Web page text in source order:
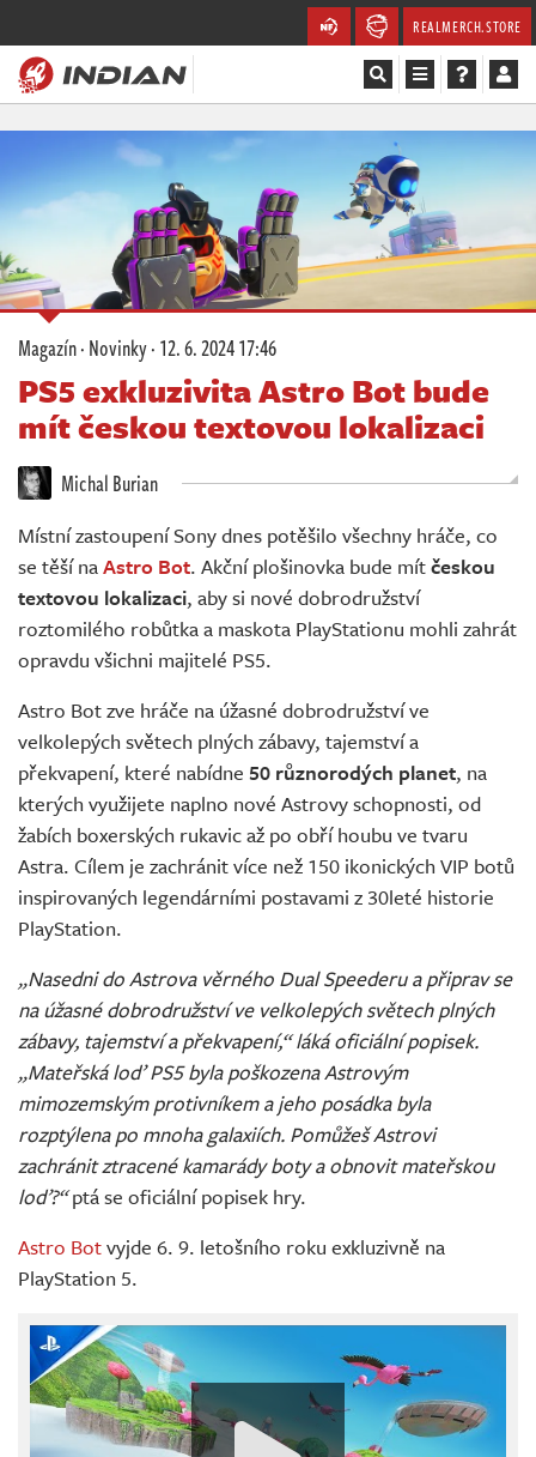
REALMERCH.STORE
Recenze
Videa
Soutěže
Databáze
Komunita
Redakce
Živě
Magazín·Novinky·12. 6. 2024 17:46
PS5 exkluzivita Astro Bot bude
mít českou textovou lokalizaci
Michal Burian
Místní zastoupení Sony dnes potěšilo všechny hráče, co
se těší naAstro Bot. Akční plošinovka bude mítčeskou
textovou lokalizaci, aby si nové dobrodružství
roztomilého robůtka a maskota PlayStationu mohli zahrát
opravdu všichni majitelé PS5.
Astro Bot zve hráče na úžasné dobrodružství ve
velkolepých světech plných zábavy, tajemství a
překvapení, které nabídne 50 různorodých planet, na
kterých využijete naplno nové Astrovy schopnosti, od
žabích boxerských rukavic až po obří houbu ve tvaru
Astra. Cílem je zachránit více než 150 ikonických VIP botů
inspirovaných legendárními postavami z 30leté historie
PlayStation.
„Nasedni do Astrova věrného Dual Speederu a připrav se
na úžasné dobrodružství ve velkolepých světech plných
zábavy, tajemství a překvapení,“ láká oficiální popisek.
„Mateřská loď PS5 byla poškozena Astrovým
mimozemským protivníkem a jeho posádka byla
rozptýlena po mnoha galaxiích. Pomůžeš Astrovi
zachránit ztracené kamarády boty a obnovit mateřskou
loď?“ptá se oficiální popisek hry.
Astro Botvyjde 6. 9. letošního roku exkluzivně na
PlayStation 5.